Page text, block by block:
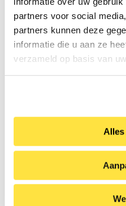
partners voor social
partners kunnen deze
informatie die u aan ze
verzameld op basis van
Alles
Artist Talk -
Lees meer